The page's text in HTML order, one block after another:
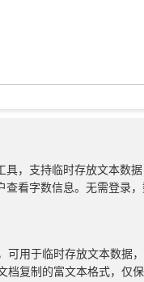
，支持临时存放文本数
查看字数信息。无需登录
可用于临时存放文本数据
档复制的富文本格式，仅